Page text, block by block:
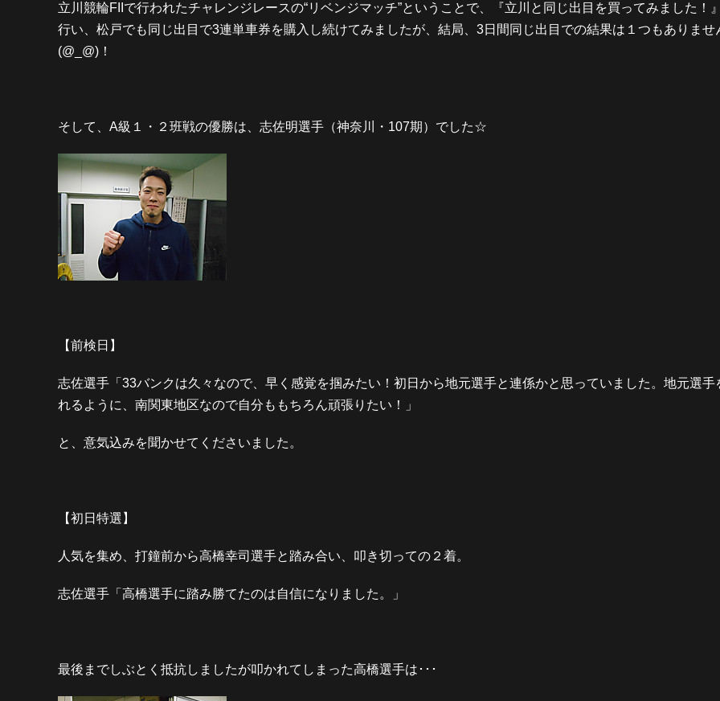
立川競輪FIIで行われたチャレンジレースの“リベンジマッチ”ということで、『立川と同じ出目を買ってみました！
行い、松戸でも同じ出目で3連単車券を購入し続けてみましたが、結局、3日間同じ出目での結果は１つもありませ
(@_@)！
そして、A級１・２班戦の優勝は、志佐明選手（神奈川・107期）でした☆
【前検日】
志佐選手「33バンクは久々なので、早く感覚を掴みたい！初日から地元選手と連係かと思っていました。地元選手
れるように、南関東地区なので自分ももちろん頑張りたい！」
と、意気込みを聞かせてくださいました。
【初日特選】
人気を集め、打鐘前から高橋幸司選手と踏み合い、叩き切っての２着。
志佐選手「高橋選手に踏み勝てたのは自信になりました。」
最後までしぶとく抵抗しましたが叩かれてしまった高橋選手は･･･